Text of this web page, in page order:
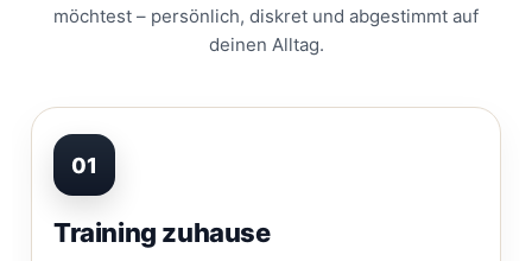
möchtest – persönlich, diskret und abgestimmt auf
deinen Alltag.
01
Training zuhause